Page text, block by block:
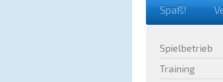
Spaß!
Spielbetrieb
Training